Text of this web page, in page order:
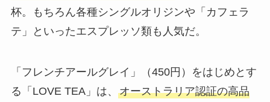
杯。もちろん各種シングルオリジンや「カフェラ
テ」といったエスプレッソ類も人気だ。
「フレンチアールグレイ」（450円）をはじめとす
る「LOVE TEA」は、 オーストラリア認証の高品